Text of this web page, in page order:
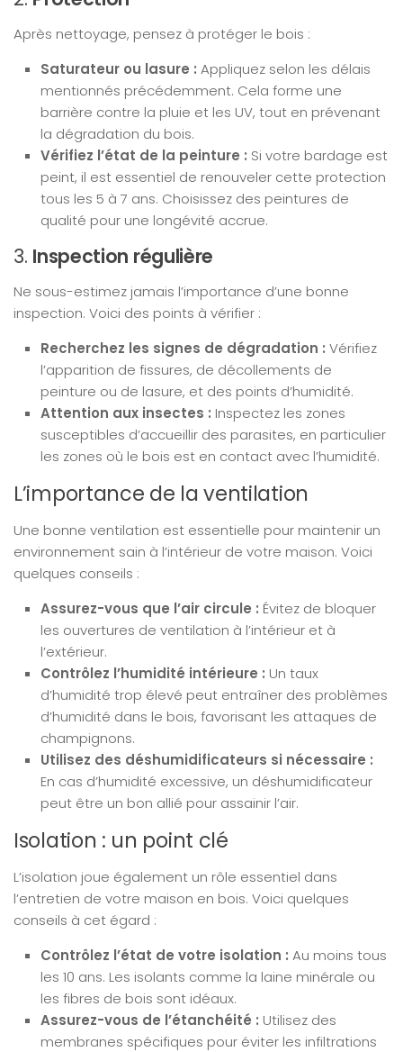
Après nettoyage, pensez à protéger le bois :
Saturateur ou lasure : Appliquez selon les délais
mentionnés précédemment. Cela forme une
barrière contre la pluie et les UV, tout en prévenant
la dégradation du bois.
Vérifiez l’état de la peinture : Si votre bardage est
peint, il est essentiel de renouveler cette protection
tous les 5 à 7 ans. Choisissez des peintures de
qualité pour une longévité accrue.
3. Inspection régulière
Ne sous-estimez jamais l’importance d’une bonne
inspection. Voici des points à vérifier :
Recherchez les signes de dégradation : Vérifiez
l’apparition de fissures, de décollements de
peinture ou de lasure, et des points d’humidité.
Attention aux insectes : Inspectez les zones
susceptibles d’accueillir des parasites, en particulier
les zones où le bois est en contact avec l’humidité.
L’importance de la ventilation
Une bonne ventilation est essentielle pour maintenir un
environnement sain à l’intérieur de votre maison. Voici
quelques conseils :
Assurez-vous que l’air circule : Évitez de bloquer
les ouvertures de ventilation à l’intérieur et à
l’extérieur.
Contrôlez l’humidité intérieure : Un taux
d’humidité trop élevé peut entraîner des problèmes
d’humidité dans le bois, favorisant les attaques de
champignons.
Utilisez des déshumidificateurs si nécessaire :
En cas d’humidité excessive, un déshumidificateur
peut être un bon allié pour assainir l’air.
Isolation : un point clé
L’isolation joue également un rôle essentiel dans
l’entretien de votre maison en bois. Voici quelques
conseils à cet égard :
Contrôlez l’état de votre isolation : Au moins tous
les 10 ans. Les isolants comme la laine minérale ou
les fibres de bois sont idéaux.
Assurez-vous de l’étanchéité : Utilisez des
membranes spécifiques pour éviter les infiltrations